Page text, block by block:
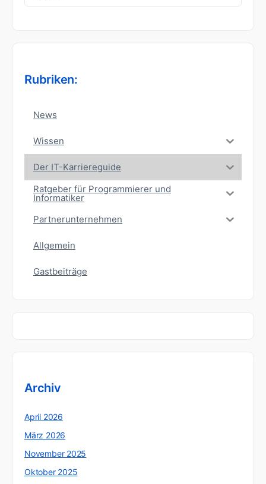
nach:
Rubriken:
News
Wissen
Der IT-Karriereguide
Ratgeber für Programmierer und
Informatiker
Partnerunternehmen
Allgemein
Gastbeiträge
Archiv
April 2026
März 2026
November 2025
Oktober 2025